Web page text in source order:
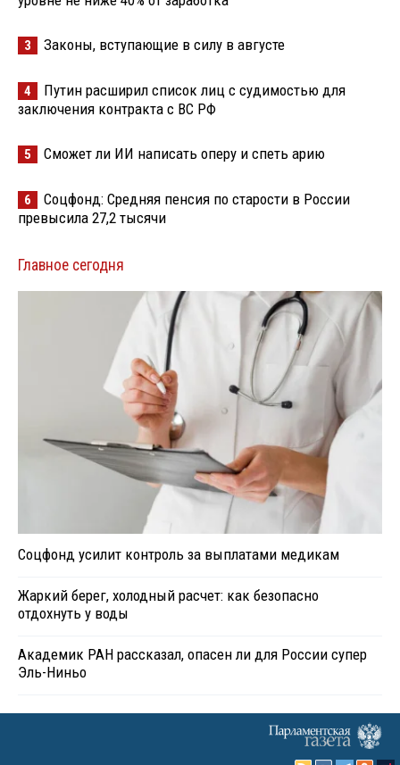
3 Законы, вступающие в силу в августе
4
Путин расширил список лиц с судимостью для
заключения контракта с ВС РФ
5 Сможет ли ИИ написать оперу и спеть арию
6
Соцфонд: Средняя пенсия по старости в России
превысила 27,2 тысячи
Главное сегодня
Соцфонд усилит контроль за выплатами медикам
Жаркий берег, холодный расчет: как безопасно
отдохнуть у воды
Академик РАН рассказал, опасен ли для России супер
Эль-Ниньо